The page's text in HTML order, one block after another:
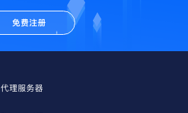
免费注册
代理服务器